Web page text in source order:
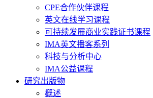
CPE合作伙伴课程
英文在线学习课程
可持续发展商业实践证书课程
IMA英文播客系列
科技与分析中心
IMA公益课程
研究出版物
概述